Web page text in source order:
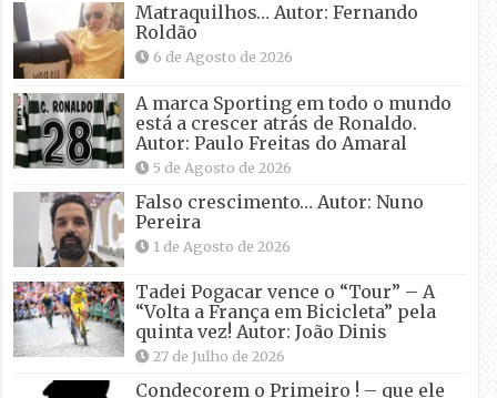
Matraquilhos… Autor: Fernando
Roldão
6 de Agosto de 2026
A marca Sporting em todo o mundo
está a crescer atrás de Ronaldo.
Autor: Paulo Freitas do Amaral
5 de Agosto de 2026
Falso crescimento… Autor: Nuno
Pereira
1 de Agosto de 2026
Tadei Pogacar vence o “Tour” – A
“Volta a França em Bicicleta” pela
quinta vez! Autor: João Dinis
27 de Julho de 2026
Condecorem o Primeiro ! – que ele